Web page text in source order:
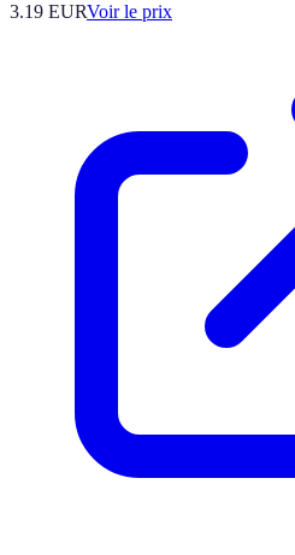
3.19 EURVoir le prix